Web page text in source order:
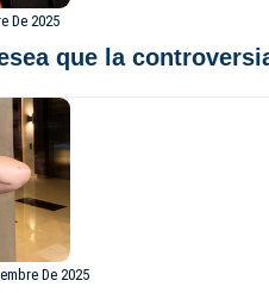
De 2025
que la
De 2025